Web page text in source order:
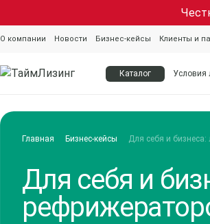
О компании Новости Бизнес-кейсы Клиенты и
Каталог Условия
Главная Бизнес-кейсы Для себя и бизнеса:
Для себя и